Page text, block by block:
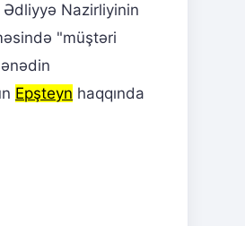
Ədliyyə Nazirliyinin
"müştəri
Epşteyn haqqında